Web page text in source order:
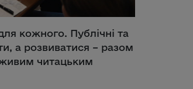
кожного. Публічні та
а розвиватися – разом
читацьким